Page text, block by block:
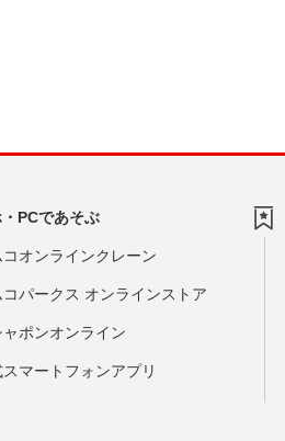
PCであそぶ
コオンラインクレーン
コパークス オンラインストア
ャポンオンライン
マートフォンアプリ